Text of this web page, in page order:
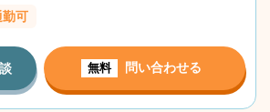
勤可
無料 問い合わせる